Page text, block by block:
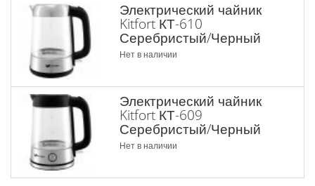
Электрический чайник
Kitfort КТ-610
Серебристый/Черный
Нет в наличии
Электрический чайник
Kitfort КТ-609
Серебристый/Черный
Нет в наличии